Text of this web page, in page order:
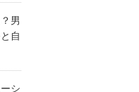
男
自
シ